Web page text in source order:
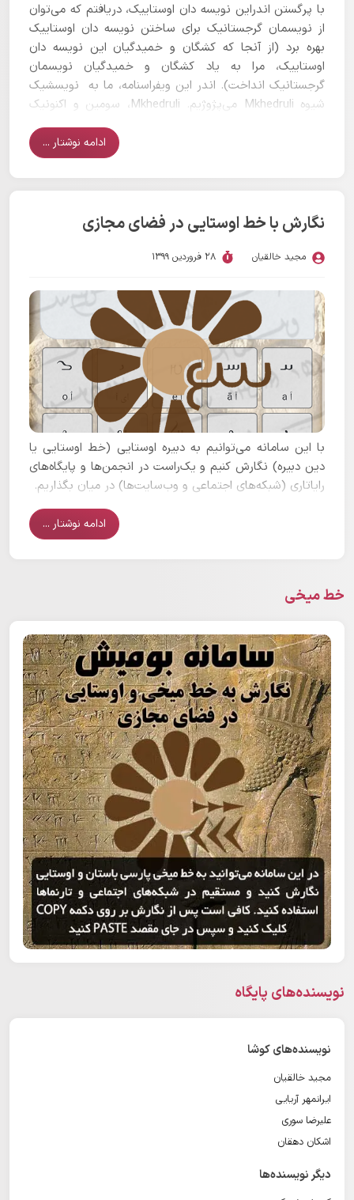
با پرگستن اندراین نویسه دان اوستاییک، دریافتم که می‌توان
از نویسمان گرجستانیک برای ساختن نویسه دان اوستاییک
بهره برد (از آنجا که کشگان و خمیدگیان این نویسه دان
اوستاییک، مرا به یاد کشگان و خمیدگیان نویسمان
گرجستانیک انداخت). اندر این ویفراسنامه، ما به نویسشیک
شیوه Mkhedruli می‌پژوژیم. Mkhedruli، سومین و اکنونیک
ادامه نوشتار ...
نگارش با خط اوستایی در فضای مجازی
مجید خالقیان 28 فروردین 1399
با این سامانه می‌توانیم به دبیره اوستایی (خط اوستایی یا
دین دبیره) نگارش کنیم و یک‌راست در انجمن‌ها و پایگاه‌های
رایاتاری (شبکه‌های اجتماعی و وب‌سایت‌ها) در میان بگذاریم.
ادامه نوشتار ...
خط میخی
نویسنده‌های پایگاه
نویسنده‌های کوشا
مجید خالقیان
ایرانمهر آریایی
علیرضا سوری
اشکان دهقان
دیگر نویسنده‌ها